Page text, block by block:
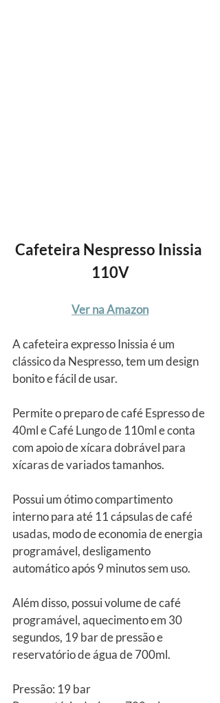
Cafeteira Nespresso Inissia
110V
Ver na Amazon
A cafeteira expresso Inissia é um
clássico da Nespresso, tem um design
bonito e fácil de usar.
Permite o preparo de café Espresso de
40ml e Café Lungo de 110ml e conta
com apoio de xícara dobrável para
xícaras de variados tamanhos.
Possui um ótimo compartimento
interno para até 11 cápsulas de café
usadas, modo de economia de energia
programável, desligamento
automático após 9 minutos sem uso.
Além disso, possui volume de café
programável, aquecimento em 30
segundos, 19 bar de pressão e
reservatório de água de 700ml.
Pressão: 19 bar